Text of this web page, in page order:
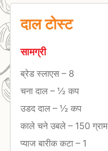
दाल टोस्ट
सामग्री
ब्रेड स्लाएस– 8
चना दाल – ½ कप
उडद दाल – ½ कप
काले चने उबले – 150 ग्राम
प्याज बारीक कटा– 1